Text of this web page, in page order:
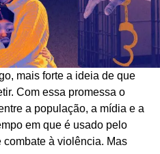
mais forte a ideia de que
Com essa promessa o
a população, a mídia e a
em que é usado pelo
à violência. Mas